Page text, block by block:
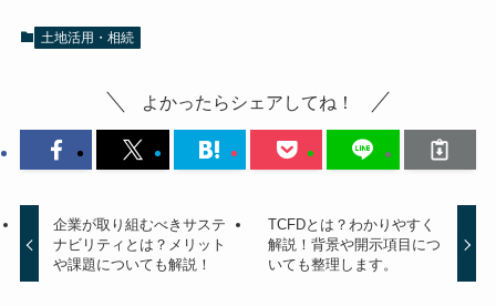
土地活用・相続
よかったらシェアしてね！
企業が取り組むべきサステ
ナビリティとは？メリット
や課題についても解説！
TCFDとは？わかりやすく
解説！背景や開示項目につ
いても整理します。